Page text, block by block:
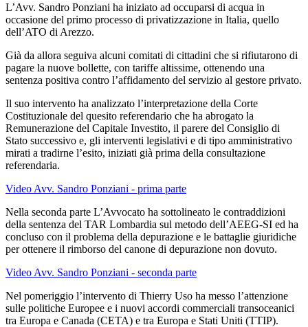
L’Avv. Sandro Ponziani ha iniziato ad occuparsi di acqua in
occasione del primo processo di privatizzazione in Italia, quello
dell’ATO di Arezzo.
Già da allora seguiva alcuni comitati di cittadini che si rifiutarono di
pagare la nuove bollette, con tariffe altissime, ottenendo una
sentenza positiva contro l’affidamento del servizio al gestore privato.
Il suo intervento ha analizzato l’interpretazione della Corte
Costituzionale del quesito referendario che ha abrogato la
Remunerazione del Capitale Investito, il parere del Consiglio di
Stato successivo e, gli interventi legislativi e di tipo amministrativo
mirati a tradirne l’esito, iniziati già prima della consultazione
referendaria.
Video Avv. Sandro Ponziani - prima parte
Nella seconda parte L’Avvocato ha sottolineato le contraddizioni
della sentenza del TAR Lombardia sul metodo dell’AEEG-SI ed ha
concluso con il problema della depurazione e le battaglie giuridiche
per ottenere il rimborso del canone di depurazione non dovuto.
Video Avv. Sandro Ponziani - seconda parte
Nel pomeriggio l’intervento di Thierry Uso ha messo l’attenzione
sulle politiche Europee e i nuovi accordi commerciali transoceanici
tra Europa e Canada (CETA) e tra Europa e Stati Uniti (TTIP).